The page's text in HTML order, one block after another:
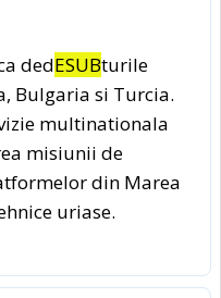
dedESUBturile
Bulgaria si Turcia.
multinationala
misiunii de
din Marea
uriase.